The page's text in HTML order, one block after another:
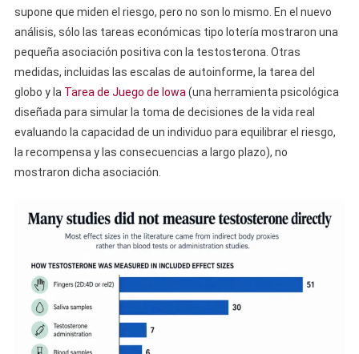
supone que miden el riesgo, pero no son lo mismo. En el nuevo
análisis, sólo las tareas económicas tipo lotería mostraron una
pequeña asociación positiva con la testosterona. Otras
medidas, incluidas las escalas de autoinforme, la tarea del
globo y la Tarea de Juego de Iowa(una herramienta psicológica
diseñada para simular la toma de decisiones de la vida real
evaluando la capacidad de un individuo para equilibrar el riesgo,
la recompensa y las consecuencias a largo plazo), no
mostraron dicha asociación.